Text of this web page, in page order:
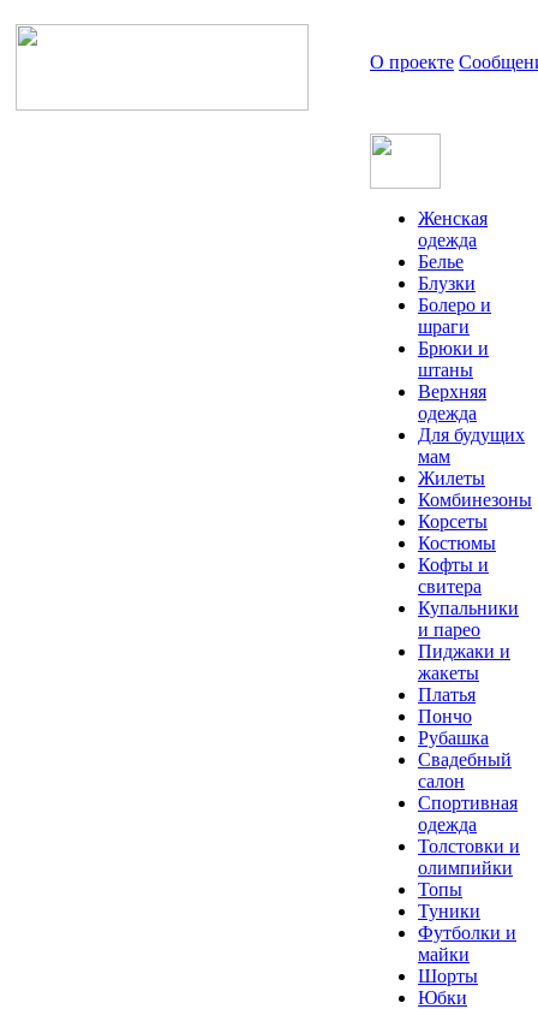
О проекте
Женская
одежда
Белье
Блузки
Болеро и
шраги
Брюки и
штаны
Верхняя
одежда
Для будущих
мам
Жилеты
Комбинезоны
Корсеты
Костюмы
Кофты и
свитера
Купальники
и парео
Пиджаки и
жакеты
Платья
Пончо
Рубашка
Свадебный
салон
Спортивная
одежда
Толстовки и
олимпийки
Топы
Туники
Футболки и
майки
Шорты
Юбки